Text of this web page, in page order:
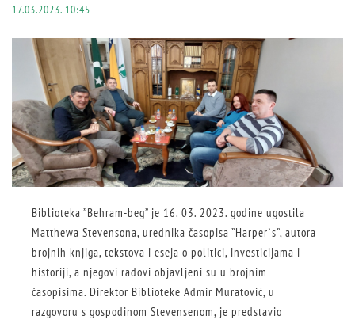
17.03.2023. 10:45
Biblioteka ”Behram-beg” je 16. 03. 2023. godine ugostila
Matthewa Stevensona, urednika časopisa ”Harper`s”, autora
brojnih knjiga, tekstova i eseja o politici, investicijama i
historiji, a njegovi radovi objavljeni su u brojnim
časopisima. Direktor Biblioteke Admir Muratović, u
razgovoru s gospodinom Stevensenom, je predstavio